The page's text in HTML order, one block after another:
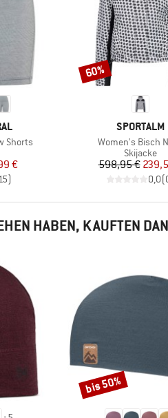
Shorts
Preis
€
15)
MARKE
SPORTALM
Artikel
Women's Bisch
Skijacke
Preis
598,95 €
0,0(
Rabatt
60%
HABEN, KAUFTEN
Rabatt
bis 50%